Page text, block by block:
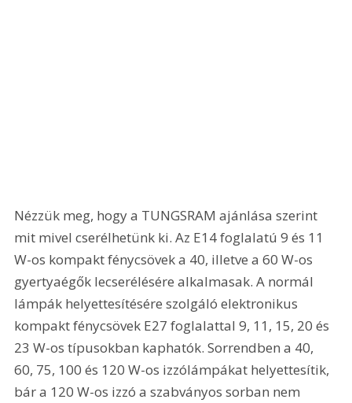
Nézzük meg, hogy a TUNGSRAM ajánlása szerint
mit mivel cserélhetünk ki. Az E14 foglalatú 9 és 11
W-os kompakt fénycsövek a 40, illetve a 60 W-os
gyertyaégők lecserélésére alkalmasak. A normál
lámpák helyettesítésére szolgáló elektronikus
kompakt fénycsövek E27 foglalattal 9, 11, 15, 20 és
23 W-os típusokban kaphatók. Sorrendben a 40,
60, 75, 100 és 120 W-os izzólámpákat helyettesítik,
bár a 120 W-os izzó a szabványos sorban nem